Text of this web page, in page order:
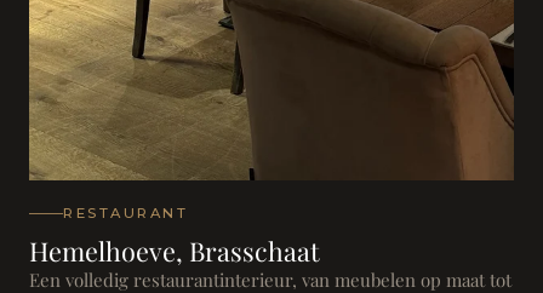
RESTAURANT
Hemelhoeve, Brasschaat
Een volledig restaurantinterieur, van meubelen op maat tot